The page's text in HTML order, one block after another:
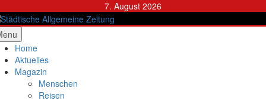
to
content
7. August 2026
Allgemeine Zeitung
Home
Aktuelles
Magazin
Menschen
Reisen